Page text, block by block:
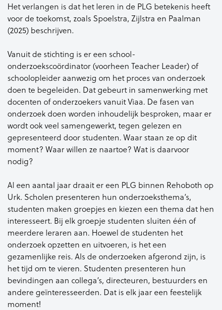
Het verlangen is dat het leren in de PLG betekenis heeft
voor de toekomst, zoals Spoelstra, Zijlstra en Paalman
(2025) beschrijven.
Vanuit de stichting is er een school-
onderzoekscoördinator (voorheen Teacher Leader) of
schoolopleider aanwezig om het proces van onderzoek
doen te begeleiden. Dat gebeurt in samenwerking met
docenten of onderzoekers vanuit Viaa. De fasen van
onderzoek doen worden inhoudelijk besproken, maar er
wordt ook veel samengewerkt, tegen gelezen en
gepresenteerd door studenten. Waar staan ze op dit
moment? Waar willen ze naartoe? Wat is daarvoor
nodig?
Al een aantal jaar draait er een PLG binnen Rehoboth op
Urk. Scholen presenteren hun onderzoeksthema’s,
studenten maken groepjes en kiezen een thema dat hen
interesseert. Bij elk groepje studenten sluiten één of
meerdere leraren aan. Hoewel de studenten het
onderzoek opzetten en uitvoeren, is het een
gezamenlijke reis. Als de onderzoeken afgerond zijn, is
het tijd om te vieren. Studenten presenteren hun
bevindingen aan collega’s, directeuren, bestuurders en
andere geïnteresseerden. Dat is elk jaar een feestelijk
moment!